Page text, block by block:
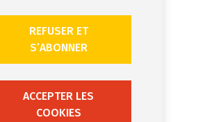
REFUSER ET
S’ABONNER
ACCEPTER LES
COOKIES